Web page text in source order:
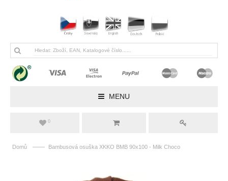
MENU
0
Domů —— Bambusová osuška XKKO BMB 90x100 - Milk Choco